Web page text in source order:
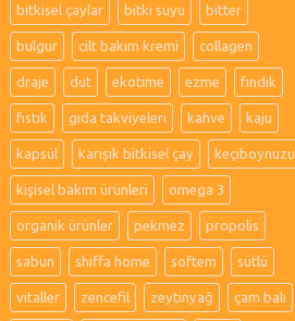
bitkisel çaylar bitki suyu bitter
bulgur cilt bakım kremi collagen
draje dut ekotime ezme fındık
fıstık gıda takviyeleri kahve kaju
kapsül karışık bitkisel çay keçiboynuzu
kişisel bakım ürünleri omega 3
organik ürünler pekmez propolis
sabun shiffa home softem sütlü
vitaller zencefil zeytinyağ çam balı